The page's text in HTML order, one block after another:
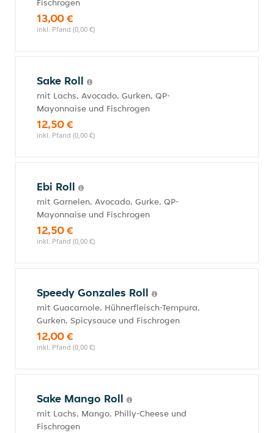
Fischrogen
13,00 €
inkl. Pfand (0,00 €)
Sake Roll
mit Lachs, Avocado, Gurken, QP-
Mayonnaise und Fischrogen
12,50 €
inkl. Pfand (0,00 €)
Ebi Roll
mit Garnelen, Avocado, Gurke, QP-
Mayonnaise und Fischrogen
12,50 €
inkl. Pfand (0,00 €)
Speedy Gonzales Roll
mit Guacamole, Hühnerfleisch-Tempura,
Gurken, Spicysauce und Fischrogen
12,00 €
inkl. Pfand (0,00 €)
Sake Mango Roll
mit Lachs, Mango, Philly-Cheese und
Fischrogen